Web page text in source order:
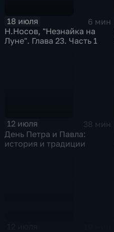
18 июля
6 мин
Н.Носов, "Незнайка на
Луне". Глава 23. Часть 1
12 июля
38 мин
День Петра и Павла:
история и традиции